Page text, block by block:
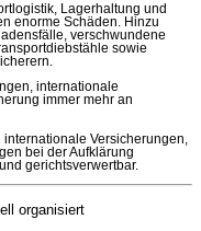
Lagerhaltung und
enorme Schäden. Hinzu
verschwundene
sowie
internationale
immer mehr an
Versicherungen,
bei der Aufklärung
gerichtsverwertbar.
organisiert